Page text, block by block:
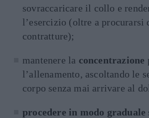
sovraccaricare il collo e
l’esercizio (oltre a procurarsi
contratture);
mantenere la concentrazione
l’allenamento, ascoltando le
corpo senza mai arrivare al
procedere in modo graduale